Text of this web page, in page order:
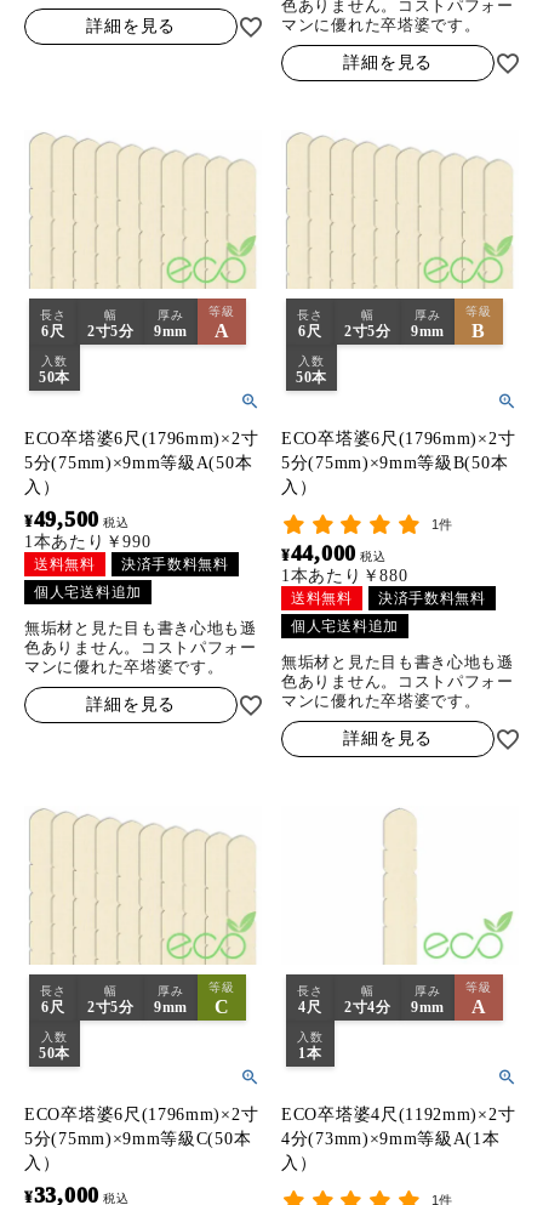
詳細を見る
色ありません。コストパフォー
マンに優れた卒塔婆です。
詳細を見る
長さ
6尺
幅
2寸5分
厚み
9mm
等級
A
入数
50本
ECO卒塔婆6尺(1796mm)×2寸
5分(75mm)×9mm等級A(50本
入）
¥49,500 税込
1本あたり￥990
送料無料
決済手数料無料
個人宅送料追加
無垢材と見た目も書き心地も遜
色ありません。コストパフォー
マンに優れた卒塔婆です。
詳細を見る
長さ
6尺
幅
2寸5分
厚み
9mm
等級
B
入数
50本
ECO卒塔婆6尺(1796mm)×2寸
5分(75mm)×9mm等級B(50本
入）
1件
¥44,000 税込
1本あたり￥880
送料無料
決済手数料無料
個人宅送料追加
無垢材と見た目も書き心地も遜
色ありません。コストパフォー
マンに優れた卒塔婆です。
詳細を見る
長さ
6尺
幅
2寸5分
厚み
9mm
等級
C
入数
50本
ECO卒塔婆6尺(1796mm)×2寸
5分(75mm)×9mm等級C(50本
入）
¥33,000 税込
長さ
4尺
幅
2寸4分
厚み
9mm
等級
A
入数
1本
ECO卒塔婆4尺(1192mm)×2寸
4分(73mm)×9mm等級A(1本
入）
1件